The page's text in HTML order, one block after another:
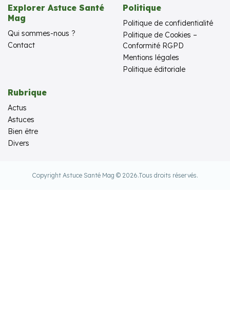
Explorer Astuce Santé
Mag
Qui sommes-nous ?
Contact
Politique
Politique de confidentialité
Politique de Cookies –
Conformité RGPD
Mentions légales
Politique éditoriale
Rubrique
Actus
Astuces
Bien être
Divers
Copyright Astuce Santé Mag © 2026.Tous droits réservés.